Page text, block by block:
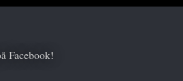
Facebook!